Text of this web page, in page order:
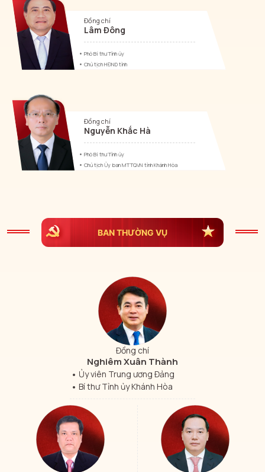
Đồng chí
Lâm Đông
Phó Bí thư Tỉnh ủy
Chủ tịch HĐND tỉnh
Đồng chí
Nguyễn Khắc Hà
Phó Bí thư Tỉnh ủy
Chủ tịch Ủy ban MTTQVN tỉnh Khánh Hòa
BAN THƯỜNG VỤ
Đồng chí
Nghiêm Xuân Thành
Ủy viên Trung ương Đảng
Bí thư Tỉnh ủy Khánh Hòa